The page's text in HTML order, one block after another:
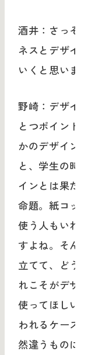
酒井：さっそく
ネスとデザイン
いくと思います
野崎：デザイン
とつポイントに
かのデザインの
と、学生の時か
インとは果たし
命題。紙コップ
使う人もいれば
すよね。そんな
立てて、どうい
れこそがデザイ
使ってほしいと
われるケースも
然違うものにな